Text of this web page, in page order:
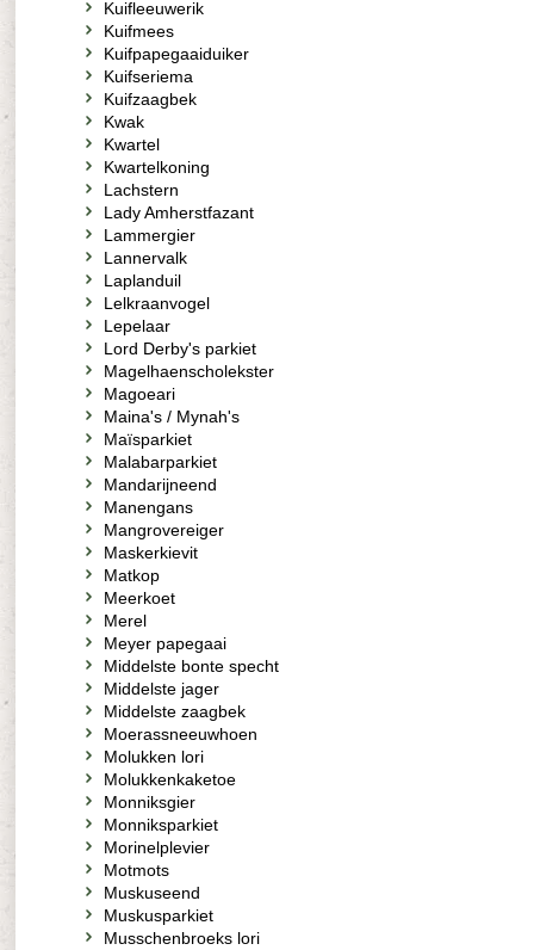
Kuifleeuwerik
Kuifmees
Kuifpapegaaiduiker
Kuifseriema
Kuifzaagbek
Kwak
Kwartel
Kwartelkoning
Lachstern
Lady Amherstfazant
Lammergier
Lannervalk
Laplanduil
Lelkraanvogel
Lepelaar
Lord Derby's parkiet
Magelhaenscholekster
Magoeari
Maina's / Mynah's
Maïsparkiet
Malabarparkiet
Mandarijneend
Manengans
Mangrovereiger
Maskerkievit
Matkop
Meerkoet
Merel
Meyer papegaai
Middelste bonte specht
Middelste jager
Middelste zaagbek
Moerassneeuwhoen
Molukken lori
Molukkenkaketoe
Monniksgier
Monniksparkiet
Morinelplevier
Motmots
Muskuseend
Muskusparkiet
Musschenbroeks lori